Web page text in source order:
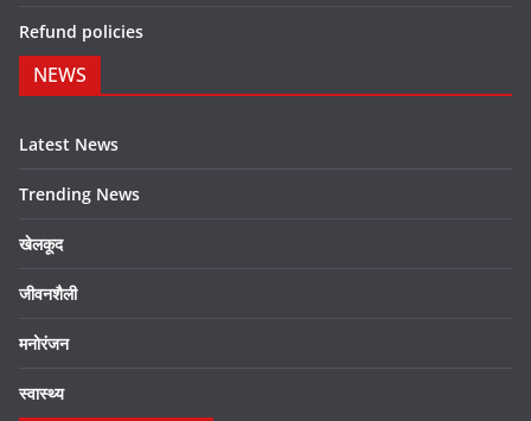
Refund policies
NEWS
Latest News
Trending News
खेलकूद
जीवनशैली
मनोरंजन
स्वास्थ्य